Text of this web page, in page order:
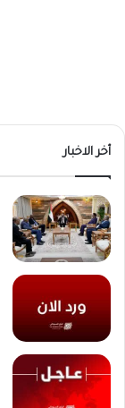
أخر الاخبار